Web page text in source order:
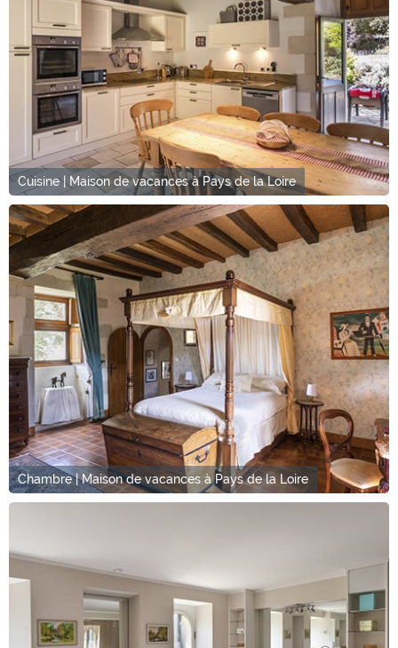
Cuisine | Maison de vacances à Pays de la Loire
Chambre | Maison de vacances à Pays de la Loire